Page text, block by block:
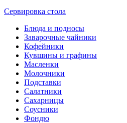
Сервировка стола
Блюда и подносы
Заварочные чайники
Кофейники
Кувшины и графины
Масленки
Молочники
Подставки
Салатники
Сахарницы
Соусники
Фондю